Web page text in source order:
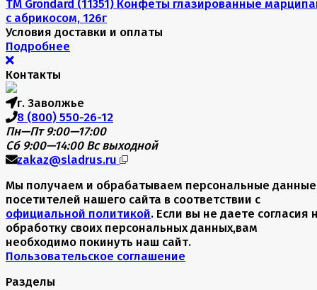
TM Grondard (11351) Конфеты глазированные
с абрикосом, 126г
Условия доставки и оплаты
Подробнее
Контакты
г. Заволжье
8 (800) 550-26-12
Пн—Пт 9:00—17:00
Сб 9:00—14:00 Вс выходной
zakaz@sladrus.ru
Мы получаем и обрабатываем персональные данные
посетителей нашего сайта в соответствии с
официальной политикой. Если вы не даете согласия
обработку своих персональных данных,вам
необходимо покинуть наш сайт.
Пользовательское соглашение
Разделы